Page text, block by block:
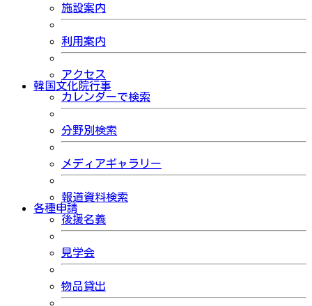
施設案内
利用案内
アクセス
韓国文化院行事
カレンダーで検索
分野別検索
メディアギャラリー
報道資料検索
各種申請
後援名義
見学会
物品貸出